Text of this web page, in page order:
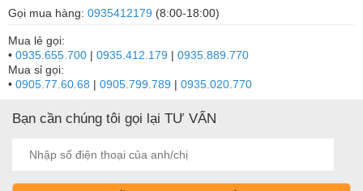
Gọi mua hàng: 0935412179 (8:00-18:00)
Mua lẻ gọi:
• 0935.655.700 | 0935.412.179 | 0935.889.770
Mua sỉ gọi:
• 0905.77.60.68 | 0905.799.789 | 0935.020.770
Bạn cần chúng tôi gọi lại TƯ VẤN